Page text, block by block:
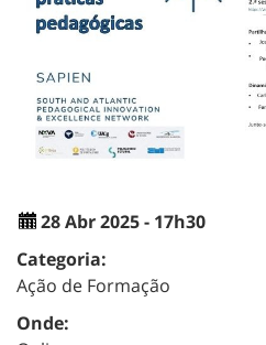
28 Abr 2025 - 17h30
Categoria:
Ação de Formação
Onde: